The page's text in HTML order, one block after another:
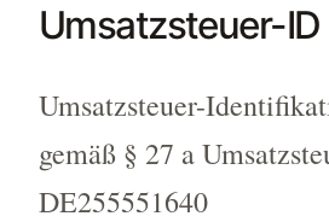
Umsatzsteuer-ID
Umsatzsteuer-
gemäß § 27 a
DE255551640